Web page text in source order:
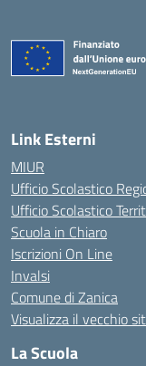
Link Esterni
MIUR
Ufficio Scolastico
Ufficio Scolastico
Scuola in Chiaro
Iscrizioni On Line
Invalsi
Comune di Zanica
Visualizza il vecchio
La Scuola